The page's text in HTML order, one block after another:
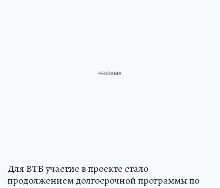
Для ВТБ участие в проекте стало
продолжением долгосрочной программы по